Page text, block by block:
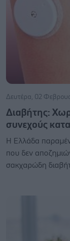
Δευτέρα, 02
Διαβήτης:
συνεχούς
Η Ελλάδα
που δεν
σακχαρώδη